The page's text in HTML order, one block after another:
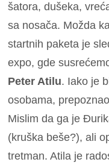
šatora, dušeka,
sa nosača. Možda
startnih paketa je
expo, gde
Peter Atilu. Iako je
osobama,
Mislim da ga je
(kruška beše?), ali
tretman.Atila je